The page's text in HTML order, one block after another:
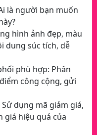
là người bạn muốn
hình ảnh đẹp, màu
dung súc tích, dễ
phù hợp: Phân
công cộng, gửi
dụng mã giảm giá,
giá hiệu quả của